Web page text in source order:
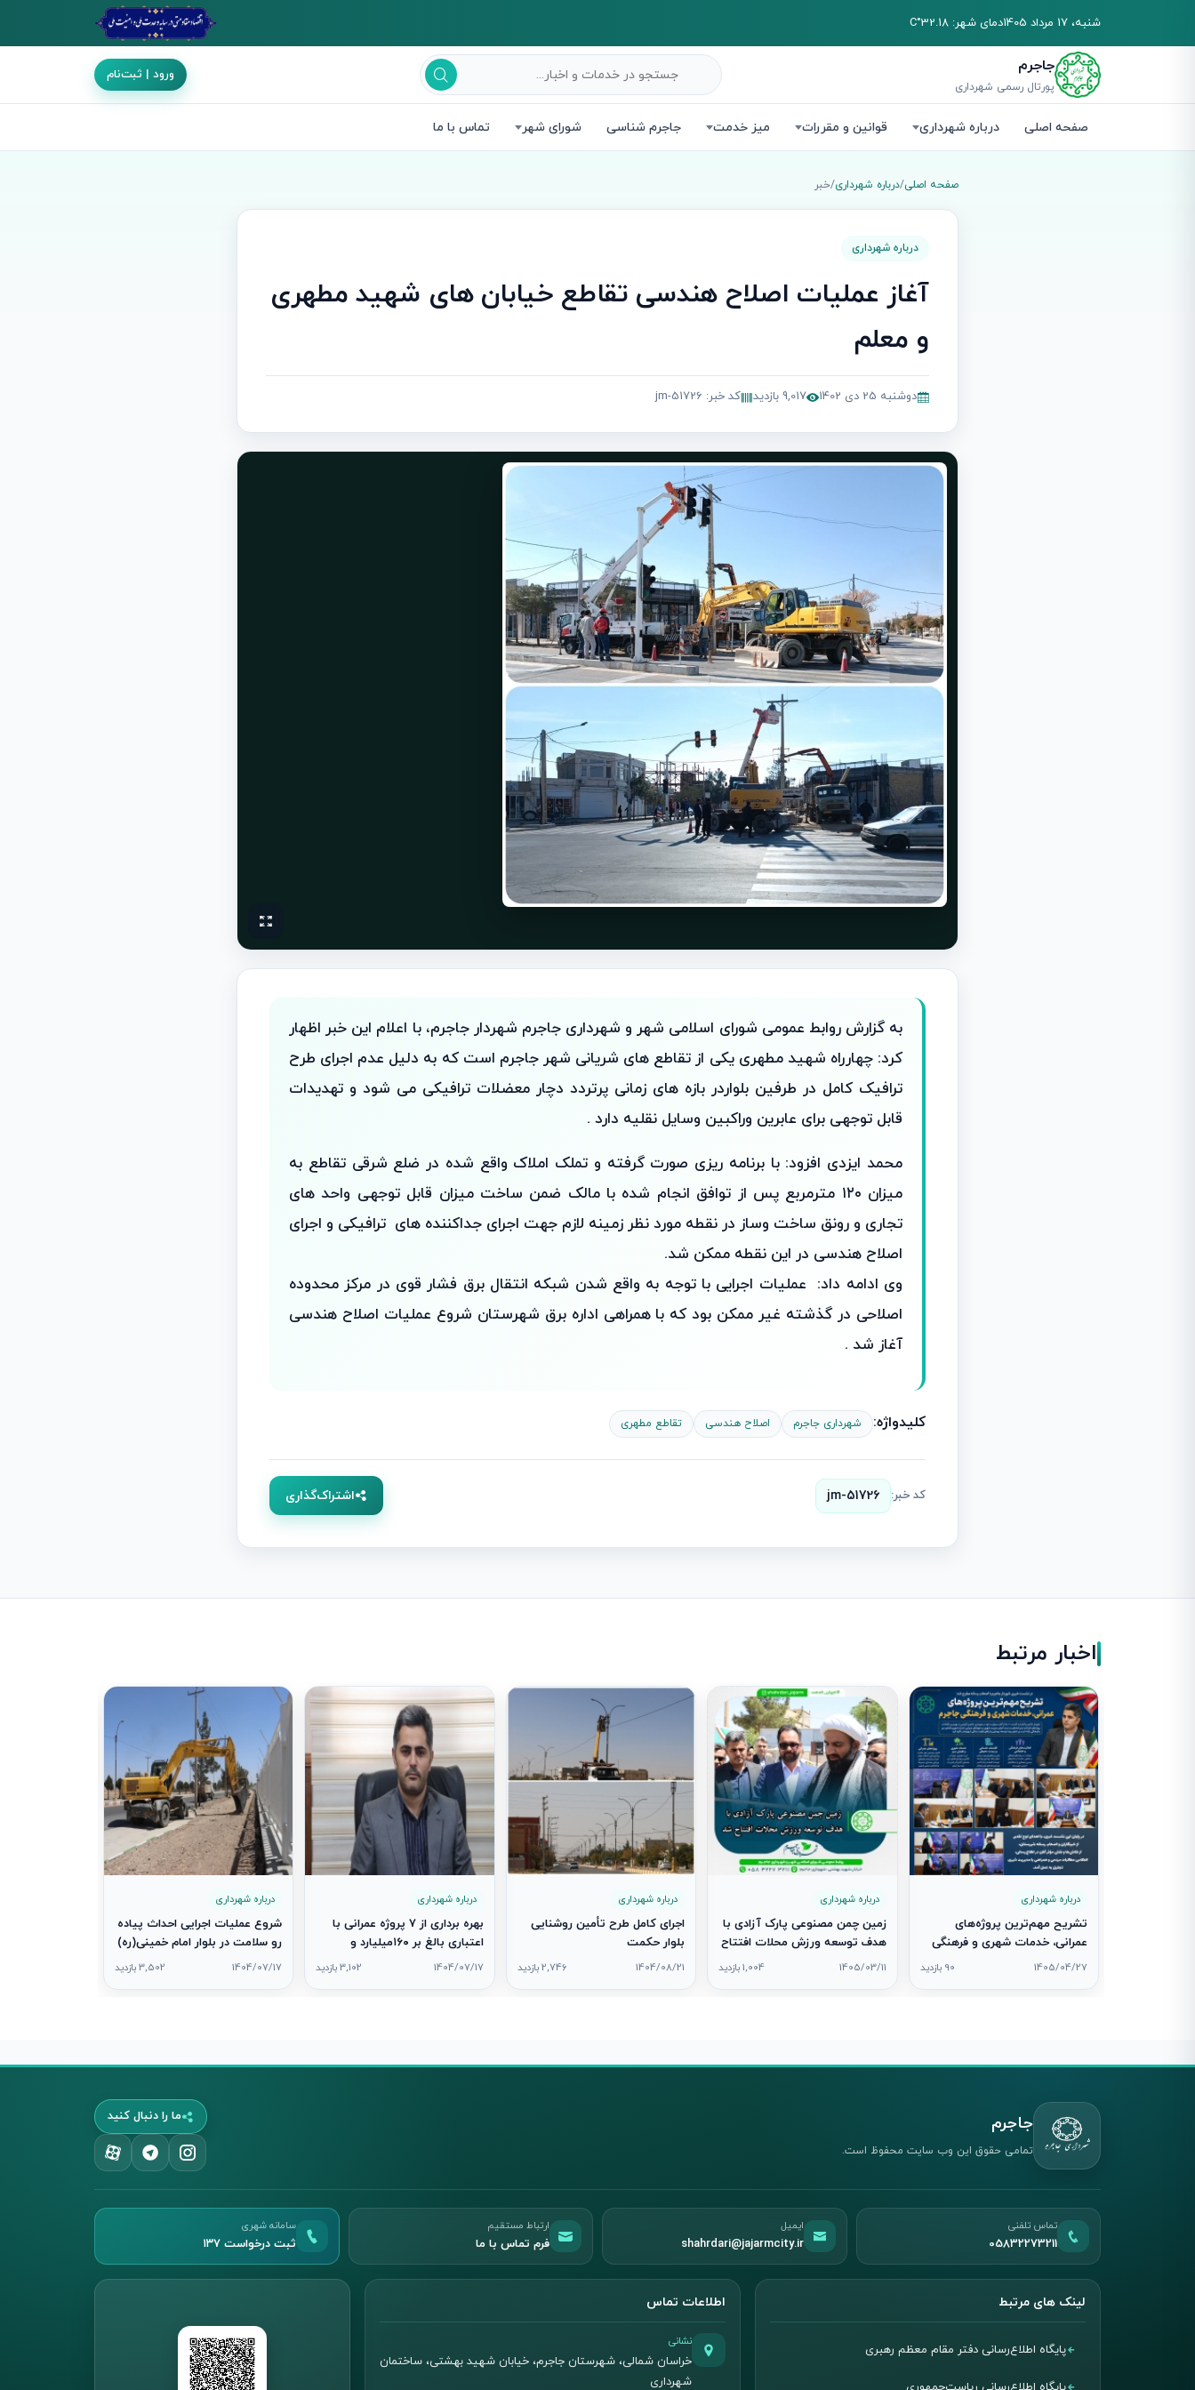
شنبه، 17 مرداد 1405 دمای شهر: 32.18°C
جاجرم
پورتال رسمی شهرداری
ورود | ثبت‌نام
صفحه اصلی درباره شهرداری قوانین و مقررات میز خدمت جاجرم شناسی شورای شهر تماس با ما
صفحه اصلی/درباره شهرداری/خبر
درباره شهرداری
آغاز عملیات اصلاح هندسی تقاطع خیابان های شهید مطهری
و معلم
دوشنبه 25 دی 1402 9,017 بازدید کد خبر: jm-51726
به گزارش روابط عمومی شورای اسلامی شهر و شهرداری جاجرم شهردار جاجرم، با اعلام این خبر اظهار
کرد: چهارراه شهید مطهری یکی از تقاطع های شریانی شهر جاجرم است که به دلیل عدم اجرای طرح
ترافیک کامل در طرفین بلواردر بازه های زمانی پرتردد دچار معضلات ترافیکی می شود و تهدیدات
قابل توجهی برای عابرین وراکبین وسایل نقلیه دارد .
محمد ایزدی افزود: با برنامه ریزی صورت گرفته و تملک املاک واقع شده در ضلع شرقی تقاطع به
میزان ۱۲۰ مترمربع پس از توافق انجام شده با مالک ضمن ساخت میزان قابل توجهی واحد های
تجاری و رونق ساخت وساز در نقطه مورد نظر زمینه لازم جهت اجرای جداکننده های ترافیکی و اجرای
اصلاح هندسی در این نقطه ممکن شد.
وی ادامه داد: عملیات اجرایی با توجه به واقع شدن شبکه انتقال برق فشار قوی در مرکز محدوده
اصلاحی در گذشته غیر ممکن بود که با همراهی اداره برق شهرستان شروع عملیات اصلاح هندسی
آغاز شد .
کلیدواژه: شهرداری جاجرم اصلاح هندسی تقاطع مطهری
کد خبر: jm-51726 اشتراک‌گذاری
اخبار مرتبط
درباره شهرداری
تشریح مهم‌ترین پروژه‌های
عمرانی، خدمات شهری و فرهنگی
جاجرم در نشست خبری شهردار
1405/04/27 90 بازدید
درباره شهرداری
زمین چمن مصنوعی پارک آزادی با
هدف توسعه ورزش محلات افتتاح
شد
1405/03/11 1,004 بازدید
درباره شهرداری
اجرای کامل طرح تأمین روشنایی
بلوار حکمت
1404/08/21 2,746 بازدید
درباره شهرداری
بهره برداری از ۷ پروژه عمرانی با
اعتباری بالغ بر ۱۶۰میلیارد و
۷۳۷میلیون ریال همزمان با هفته
1404/07/17 3,102 بازدید
درباره شهرداری
شروع عملیات اجرایی احداث پیاده‌
رو سلامت در بلوار امام خمینی(ره)
1404/07/17 3,502 بازدید
جاجرم
تمامی حقوق این وب سایت محفوظ است.
ما را دنبال کنید
تماس تلفنی
05832273211
ایمیل
shahrdari@jajarmcity.ir
ارتباط مستقیم
فرم تماس با ما
سامانه شهری
ثبت درخواست ۱۳۷
لینک های مرتبط
پایگاه اطلاع‌رسانی دفتر مقام معظم رهبری
اطلاعات تماس
نشانی
خراسان شمالی، شهرستان جاجرم، خیابان شهید بهشتی، ساختمان
شهرداری